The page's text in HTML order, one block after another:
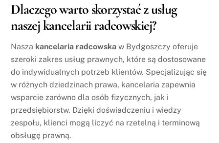
Dlaczego warto skorzystać z usług
naszej kancelarii radcowskiej?
Nasza kancelaria radcowska w Bydgoszczy oferuje
szeroki zakres usług prawnych, które są dostosowane
do indywidualnych potrzeb klientów. Specjalizując się
w różnych dziedzinach prawa, kancelaria zapewnia
wsparcie zarówno dla osób fizycznych, jak i
przedsiębiorstw. Dzięki doświadczeniu i wiedzy
zespołu, klienci mogą liczyć na rzetelną i terminową
obsługę prawną.